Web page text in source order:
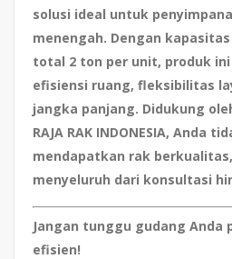
solusi ideal untuk
menengah. Dengan
total 2 ton per unit, produk
efisiensi ruang, fleksibilitas
jangka panjang. Didukung
RAJA RAK INDONESIA, Anda
mendapatkan rak
menyeluruh dari konsultasi
Jangan tunggu gudang Anda
efisien!